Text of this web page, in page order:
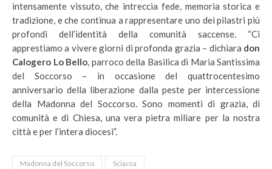
intensamente vissuto, che intreccia fede, memoria storica e
tradizione, e che continua a rappresentare uno dei pilastri più
profondi dell’identità della comunità saccense. “Ci
apprestiamo a vivere giorni di profonda grazia – dichiara don
Calogero Lo Bello, parroco della Basilica di Maria Santissima
del Soccorso – in occasione del quattrocentesimo
anniversario della liberazione dalla peste per intercessione
della Madonna del Soccorso. Sono momenti di grazia, di
comunità e di Chiesa, una vera pietra miliare per la nostra
città e per l’intera diocesi”.
Madonna del Soccorso Sciacca